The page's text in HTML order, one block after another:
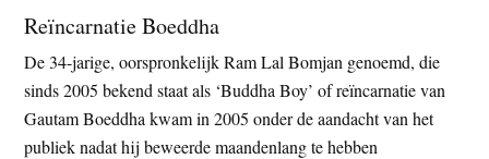
Reïncarnatie Boeddha
De 34-jarige, oorspronkelijk Ram Lal Bomjan genoemd, die
sinds 2005 bekend staat als ‘Buddha Boy’ of reïncarnatie van
Gautam Boeddha kwam in 2005 onder de aandacht van het
publiek nadat hij beweerde maandenlang te hebben